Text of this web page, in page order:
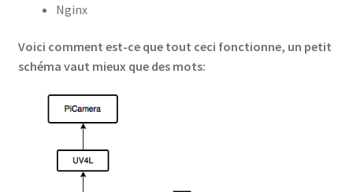
Nginx
Voici comment est-ce que tout ceci fonctionne, un petit
schéma vaut mieux que des mots: